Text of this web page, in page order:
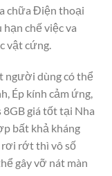
chữa Điện thoại
chế việc va
vật cứng.
người dùng có thể
Ép kính cảm ứng,
giá tốt tại Nha
bất khả kháng
rơi rớt thì vô số
gây vỡ nát màn